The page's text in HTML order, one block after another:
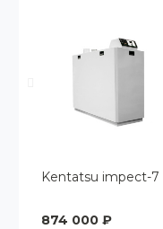
Kentatsu impect-7
874 000 ₽